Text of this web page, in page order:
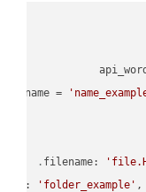
name =
'folder_example' ,